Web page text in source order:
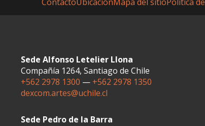
Sede Alfonso Letelier Llona
Compañía 1264, Santiago de Chile
+562 2978 1300 — +562 2978 1350
dexcom.artes@uchile.cl
Sede Pedro de la Barra